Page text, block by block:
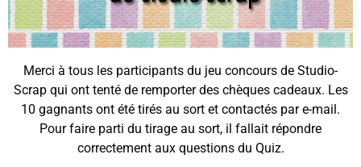
Merci à tous les participants du jeu concours de Studio-
Scrap qui ont tenté de remporter des chèques cadeaux. Les
10 gagnants ont été tirés au sort et contactés par e-mail.
Pour faire parti du tirage au sort, il fallait répondre
correctement aux questions du Quiz.